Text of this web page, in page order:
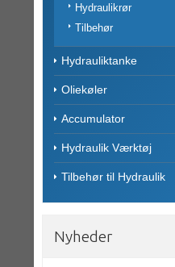
Hydraulikrør
Tilbehør
Hydrauliktanke
Oliekøler
Accumulator
Hydraulik Værktøj
Tilbehør til Hydraulik
Nyheder